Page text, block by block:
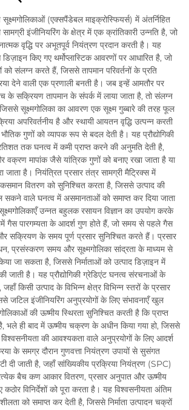
सूक्ष्मगोलिकाओं (एक्सपैंडेबल माइक्रोस्फियर्स) में अंतर्निहित
सामग्री इंजीनियरिंग के क्षेत्र में एक क्रांतिकारी उन्नति है, जो
वृद्धि पर अभूतपूर्व नियंत्रण प्रदान करती है। यह
किए गए थर्मोप्लास्टिक आवरणों पर आधारित है, जो
को संलग्न करते हैं, जिससे तापमान परिवर्तनों के प्रति
देने वाली एक प्रणाली बनती है। जब इन्हें आमतौर पर
सक्रियण तापमान के संपर्क में लाया जाता है, तो संलग्न
सूक्ष्मगोलिका का आवरण एक सूक्ष्म गुब्बारे की तरह फूल
अपरिवर्तनीय है और स्थायी आयतन वृद्धि उत्पन्न करती
गुणों को व्यापक रूप से बदल देती है। यह प्रौद्योगिकी
तक घनत्व में कमी प्राप्त करने की अनुमति देती है,
वक्रण मापांक जैसे यांत्रिक गुणों को बनाए रखा जाता है या
जाता है। नियंत्रित प्रसार तंत्र सामग्री मैट्रिक्स में
वितरण को सुनिश्चित करता है, जिससे उत्पाद की
वाले घनत्व में असमानताओं को समाप्त कर दिया जाता
उन्नत बहुलक रसायन विज्ञान का उपयोग करके
गैस पारगम्यता के आदर्श गुण होते हैं, जो समय से पहले गैस
सक्रियण के समय पूर्ण प्रसार सुनिश्चित करते हैं। प्रसार
प्रसंस्करण समय और सूक्ष्मगोलिका सांद्रता के माध्यम से
जा सकता है, जिससे निर्माताओं को उत्पाद डिज़ाइन में
जाती है। यह प्रौद्योगिकी ग्रेडिएंट घनत्व संरचनाओं के
जहाँ किसी उत्पाद के विभिन्न क्षेत्र विभिन्न स्तरों के प्रसार
जटिल इंजीनियरिंग अनुप्रयोगों के लिए संभावनाएँ खुल
की ऊष्मीय स्थिरता सुनिश्चित करती है कि प्राप्त
भले ही बाद में ऊष्मीय चक्रण के अधीन किया गया हो, जिससे
की आवश्यकता वाले अनुप्रयोगों के लिए आदर्श
के समग्र दौरान गुणवत्ता नियंत्रण उपायों से सुसंगत
दी जाती है, जहाँ सांख्यिकीय प्रक्रिया नियंत्रण (SPC)
बैच कण आकार वितरण, प्रसार अनुपात और ऊष्मीय
विनिर्देशों को पूरा करता है। यह विश्वसनीयता अंतिम
को समाप्त कर देती है, जिससे निर्माता उत्पादन चक्रों